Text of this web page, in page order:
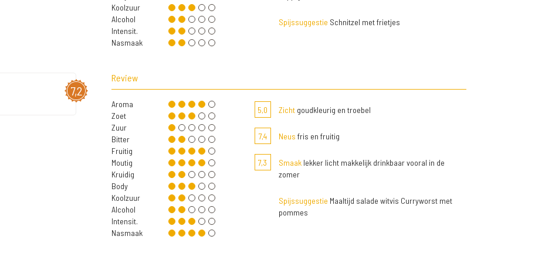
Koolzuur
Alcohol
Intensit.
Nasmaak
Spijssuggestie Schnitzel met frietjes
7,2
Review
Aroma
Zoet
Zuur
Bitter
Fruitig
Moutig
Kruidig
Body
Koolzuur
Alcohol
Intensit.
Nasmaak
5,0 Zichtgoudkleurig en troebel
7,4 Neus fris en fruitig
7,3 Smaaklekker licht makkelijk drinkbaar vooral in de
zomer
Spijssuggestie Maaltijd salade witvis Curryworst met
pommes